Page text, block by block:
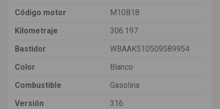
Código motor
M10B18
Kilometraje
306.197
Bastidor
WBAAK510509589954
Color
Blanco
Combustible
Gasolina
Versión
316